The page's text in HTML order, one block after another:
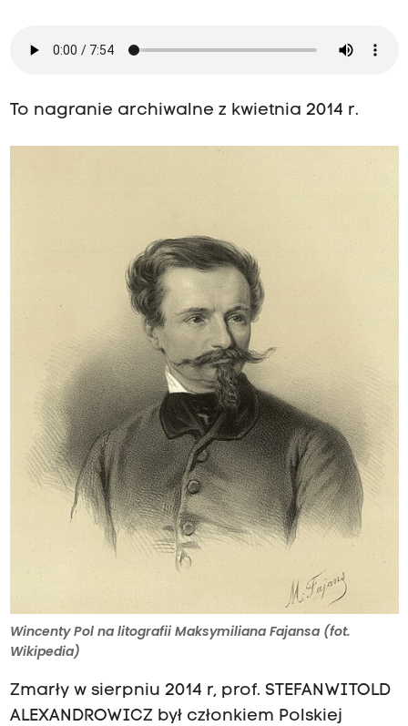
To nagranie archiwalne z kwietnia 2014 r.
Wincenty Pol na litografii Maksymiliana Fajansa (fot.
Wikipedia)
Zmarły w sierpniu 2014 r, prof. STEFAN WITOLD
ALEXANDROWICZ był członkiem Polskiej